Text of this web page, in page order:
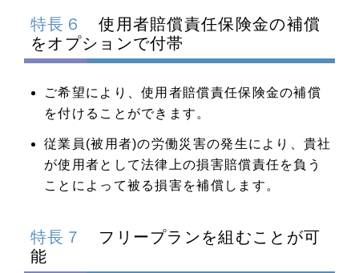
特長６
使用者賠償責任保険金の補償
をオプションで付帯
ご希望により、使用者賠償責任保険金の補償
を付けることができます。
従業員(被用者)の労働災害の発生により、貴社
が使用者として法律上の損害賠償責任を負う
ことによって被る損害を補償します。
特長７
フリープランを組むことが可
能